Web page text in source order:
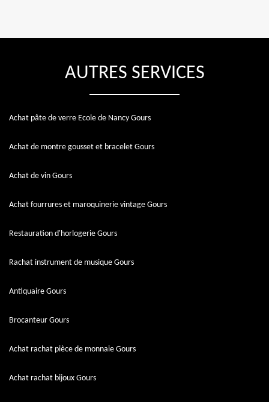
AUTRES SERVICES
Achat pâte de verre Ecole de Nancy Gours
Achat de montre gousset et bracelet Gours
Achat de vin Gours
Achat fourrures et maroquinerie vintage Gours
Restauration d'horlogerie Gours
Rachat instrument de musique Gours
Antiquaire Gours
Brocanteur Gours
Achat rachat pièce de monnaie Gours
Achat rachat bijoux Gours